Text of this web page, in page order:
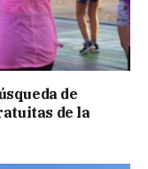
de
de la